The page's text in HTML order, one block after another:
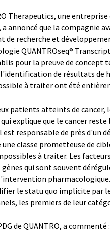
Therapeutics, une
a annoncé que la compagnie
de recherche et
QUANTROseq®
pour la preuve de concept
de résultats de
à traiter ont été
patients atteints de
explique que le cancer
est responsable de près d'un
une classe prometteuse de
à traiter. Les
gènes qui sont souvent
le statu quo implicite
les premiers de leur
de QUANTRO, a